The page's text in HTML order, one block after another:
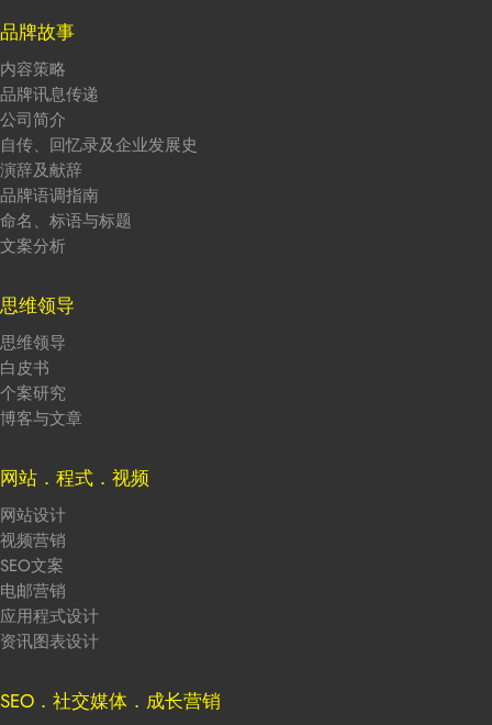
品牌故事
内容策略
品牌讯息传递
公司简介
自传、回忆录及企业发展史
演辞及献辞
品牌语调指南
命名、标语与标题
文案分析
思维领导
思维领导
白皮书
个案研究
博客与文章
网站．程式．视频
网站设计
视频营销
SEO文案
电邮营销
应用程式设计
资讯图表设计
SEO．社交媒体．成长营销